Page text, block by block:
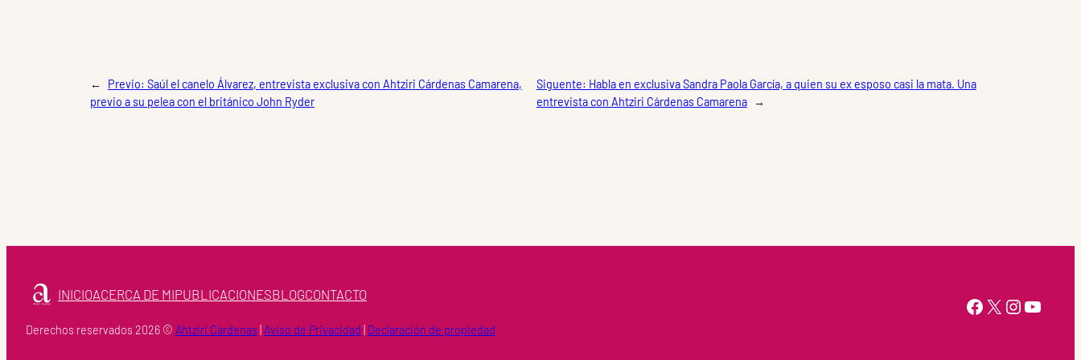
← Previo: Saúl el canelo Álvarez, entrevista exclusiva con Ahtziri Cárdenas Camarena,
previo a su pelea con el británico John Ryder
Siguente: Habla en exclusiva Sandra Paola García, a quien su ex esposo casi la mata. Una
entrevista con Ahtziri Cárdenas Camarena →
INICIOACERCA DE MIPUBLICACIONESBLOGCONTACTO
Derechos reservados 2026 © Ahtziri Cárdenas Aviso de Privacidad Declaración de propiedad
https://www.facebook.com/Ahtziri-Cardenas-147415518616960/ X Instagram YouTube